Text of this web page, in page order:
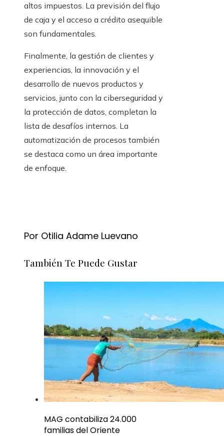
altos impuestos. La previsión del flujo
de caja y el acceso a crédito asequible
son fundamentales.
Finalmente, la gestión de clientes y
experiencias, la innovación y el
desarrollo de nuevos productos y
servicios, junto con la ciberseguridad y
la protección de datos, completan la
lista de desafíos internos. La
automatización de procesos también
se destaca como un área importante
de enfoque.
Por Otilia Adame Luevano
También Te Puede Gustar
MAG contabiliza 24.000
familias del Oriente